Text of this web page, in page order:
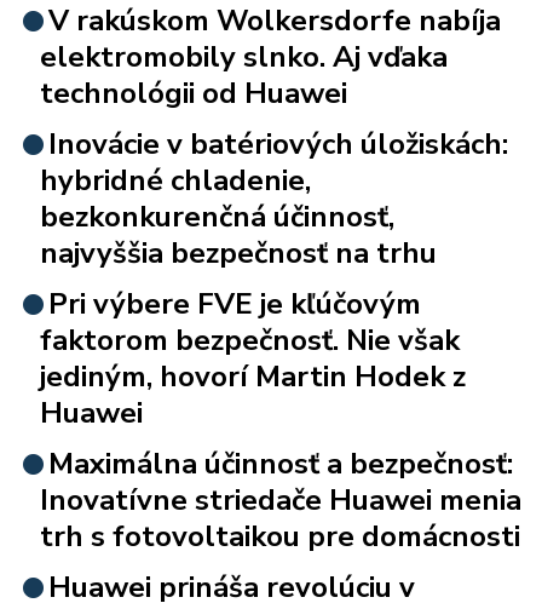
V rakúskom Wolkersdorfe nabíja
elektromobily slnko. Aj vďaka
technológii od Huawei
Inovácie v batériových úložiskách:
hybridné chladenie,
bezkonkurenčná účinnosť,
najvyššia bezpečnosť na trhu
Pri výbere FVE je kľúčovým
faktorom bezpečnosť. Nie však
jediným, hovorí Martin Hodek z
Huawei
Maximálna účinnosť a bezpečnosť:
Inovatívne striedače Huawei menia
trh s fotovoltaikou pre domácnosti
Huawei prináša revolúciu v